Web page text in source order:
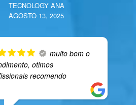
TECNOLOGY ANA
AGOSTO 13, 2025
muito bom o
otimos
recomendo